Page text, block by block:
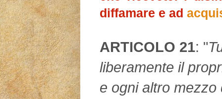
diffamare e ad
ARTICOLO 21: "
liberamente il
e ogni altro